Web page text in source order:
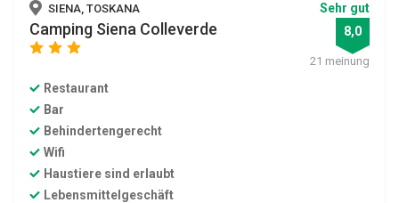
SIENA, TOSKANA
Camping Siena Colleverde
star star
Sehr gut
8,0
21 meinung
Restaurant
Bar
Behindertengerecht
Wifi
Haustiere sind erlaubt
Lebensmittelgeschäft